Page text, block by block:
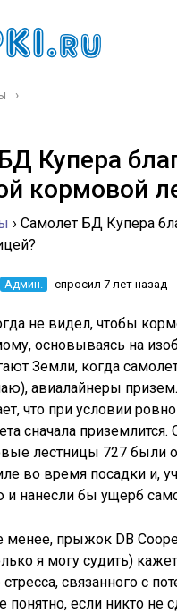
Купера
кормовой
› Самолет БД Купера
Админ. спросил 7 лет назад
не видел, чтобы
основываясь на
Земли, когда
авиалайнеры
что при условии
сначала
лестницы 727 были
во время посадки и,
нанесли бы ущерб
менее, прыжок DB
я могу судить)
связанного с
понятно, если никто не